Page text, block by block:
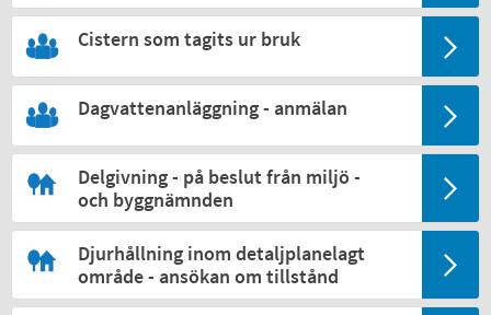
Cistern som tagits ur bruk
Dagvattenanläggning - anmälan
Delgivning - på beslut från miljö -
och byggnämnden
Djurhållning inom detaljplanelagt
område - ansökan om tillstånd